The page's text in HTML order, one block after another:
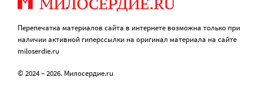
Перепечатка материалов сайта в интернете возможна только при
наличии активной гиперссылки на оригинал материала на сайте
miloserdie.ru
© 2024 – 2026. Милосердие.ru